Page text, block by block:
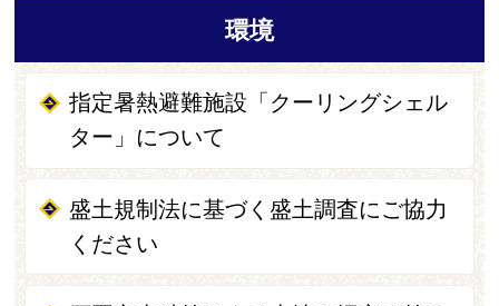
環境
指定暑熱避難施設「クーリングシェル
ター」について
盛土規制法に基づく盛土調査にご協力
ください